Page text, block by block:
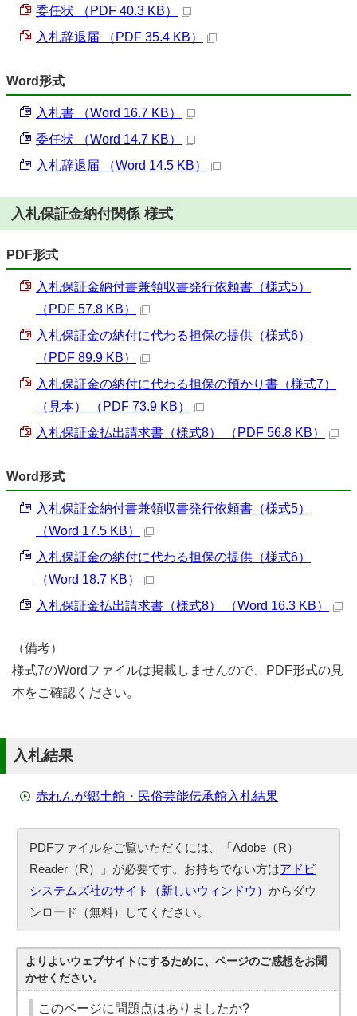
委任状 （PDF 40.3 KB）
入札辞退届 （PDF 35.4 KB）
Word形式
入札書 （Word 16.7 KB）
委任状 （Word 14.7 KB）
入札辞退届 （Word 14.5 KB）
入札保証金納付関係 様式
PDF形式
入札保証金納付書兼領収書発行依頼書（様式5）
（PDF 57.8 KB）
入札保証金の納付に代わる担保の提供（様式6）
（PDF 89.9 KB）
入札保証金の納付に代わる担保の預かり書（様式7）
（見本） （PDF 73.9 KB）
入札保証金払出請求書（様式8） （PDF 56.8 KB）
Word形式
入札保証金納付書兼領収書発行依頼書（様式5）
（Word 17.5 KB）
入札保証金の納付に代わる担保の提供（様式6）
（Word 18.7 KB）
入札保証金払出請求書（様式8） （Word 16.3 KB）
（備考）
様式7のWordファイルは掲載しませんので、PDF形式の見
本をご確認ください。
入札結果
赤れんが郷土館・民俗芸能伝承館入札結果
PDFファイルをご覧いただくには、「Adobe（R）
Reader（R）」が必要です。お持ちでない方はアドビ
システムズ社のサイト（新しいウィンドウ）からダウ
ンロード（無料）してください。
よりよいウェブサイトにするために、ページのご感想をお聞
かせください。
このページに問題点はありましたか?